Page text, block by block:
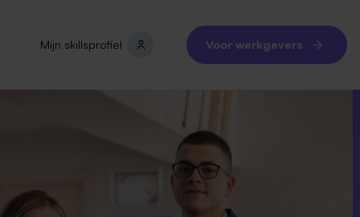
Mijn skillsprofiel Voor werkgevers